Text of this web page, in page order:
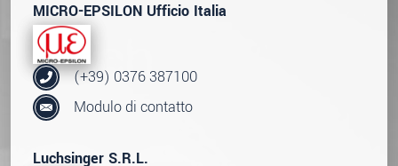
MICRO-EPSILON Ufficio Italia
(+39) 0376 387100
Modulo di contatto
Luchsinger S.R.L.